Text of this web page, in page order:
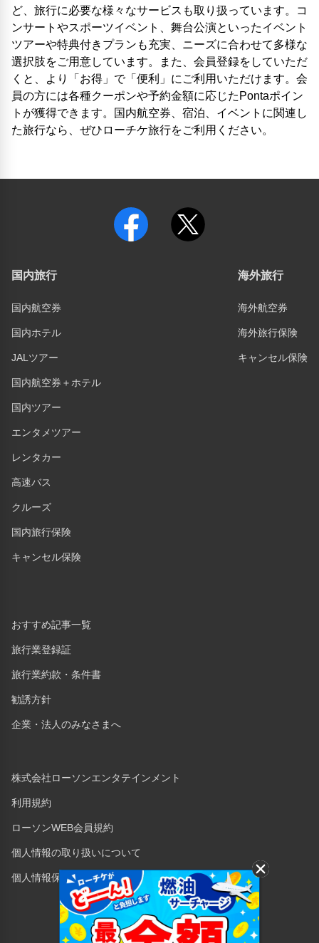
ど、旅行に必要な様々なサービスも取り扱っています。コ
ンサートやスポーツイベント、舞台公演といったイベント
ツアーや特典付きプランも充実、ニーズに合わせて多様な
選択肢をご用意しています。また、会員登録をしていただ
くと、より「お得」で「便利」にご利用いただけます。会
員の方には各種クーポンや予約金額に応じたPontaポイン
トが獲得できます。国内航空券、宿泊、イベントに関連し
た旅行なら、ぜひローチケ旅行をご利用ください。
国内旅行
国内航空券
国内ホテル
JALツアー
国内航空券＋ホテル
国内ツアー
エンタメツアー
レンタカー
高速バス
クルーズ
国内旅行保険
キャンセル保険
おすすめ記事一覧
旅行業登録証
旅行業約款・条件書
勧誘方針
企業・法人のみなさまへ
株式会社ローソンエンタテインメント
利用規約
ローソンWEB会員規約
個人情報の取り扱いについて
個人情報保護方針
海外旅行
海外航空券
海外旅行保険
キャンセル保険